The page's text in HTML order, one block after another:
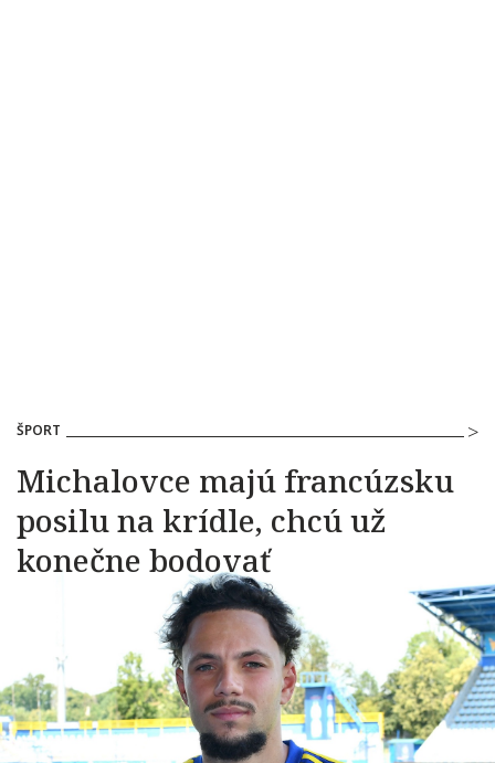
ŠPORT